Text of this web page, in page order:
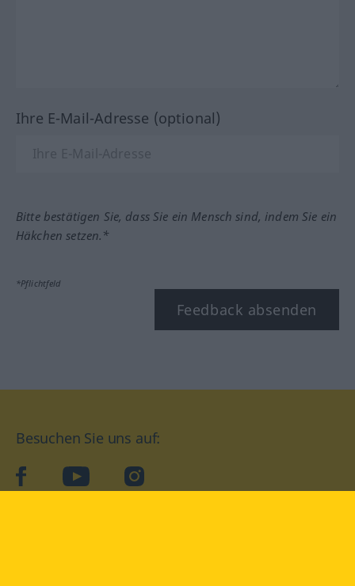
Ihre E-Mail-Adresse (optional)
Bitte bestätigen Sie, dass Sie ein Mensch sind, indem Sie ein
Häkchen setzen.*
*Pflichtfeld
Feedback absenden
Besuchen Sie uns auf:
facebookYouTube Instagram